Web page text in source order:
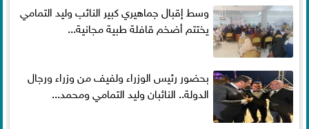
وسط إقبال جماهيري كبير النائب وليد التمامي
يختتم أضخم قافلة طبية مجانية...
بحضور رئيس الوزراء ولفيف من وزراء ورجال
الدولة.. النائبان وليد التمامي ومحمد...